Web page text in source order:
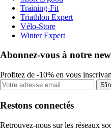
Training-Fit
Triathlon Expert
Vélo-Store
Winter Expert
Abonnez-vous à notre
Profitez de -10% en vous
Restons connectés
Retrouvez-nous sur les réseaux